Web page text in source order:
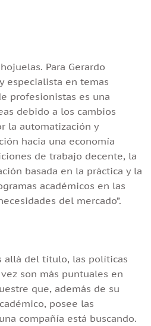
Para Gerardo
especialista en temas
profesionistas es una
debido a los cambios
la automatización y
hacia una economía
de trabajo decente, la
basada en la práctica y la
académicos en las
del mercado”.
allá del título, las políticas
son más puntuales en
que, además de su
posee las
compañía está buscando.